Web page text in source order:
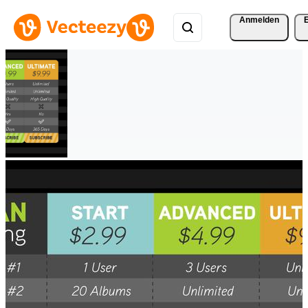
Anmelden